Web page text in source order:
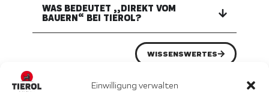
Einwilligung verwalten
WAS BEDEUTET „„DIREKT VOM
BAUERN“ BEI TIEROL?
WISSENSWERTES